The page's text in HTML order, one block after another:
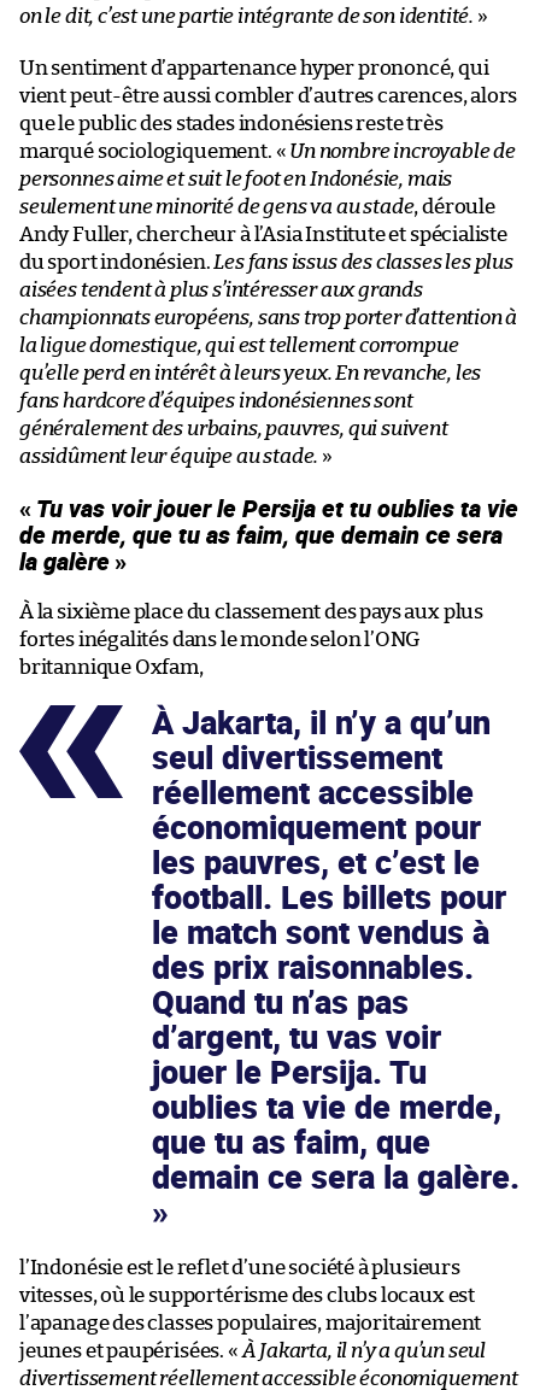
on le dit, c’est une partie intégrante de son identité. »
Un sentiment d’appartenance hyper prononcé, qui
vient peut-être aussi combler d’autres carences, alors
que le public des stades indonésiens reste très
marqué sociologiquement. « Un nombre incroyable de
personnes aime et suit le foot en Indonésie, mais
seulement une minorité de gens va au stade, déroule
Andy Fuller, chercheur à l’Asia Institute et spécialiste
du sport indonésien. Les fans issus des classes les plus
aisées tendent à plus s’intéresser aux grands
championnats européens, sans trop porter d’attention à
la ligue domestique, qui est tellement corrompue
qu’elle perd en intérêt à leurs yeux. En revanche, les
fans hardcore d’équipes indonésiennes sont
généralement des urbains, pauvres, qui suivent
assidûment leur équipe au stade. »
«Tu vas voir jouer le Persija et tu oublies ta vie
de merde, que tu as faim, que demain ce sera
la galère»
À la sixième place du classement des pays aux plus
fortes inégalités dans le monde selon l’ONG
britannique Oxfam,
À Jakarta, il n’y a qu’un
seul divertissement
réellement accessible
économiquement pour
les pauvres, et c’est le
football. Les billets pour
le match sont vendus à
des prix raisonnables.
Quand tu n’as pas
d’argent, tu vas voir
jouer le Persija. Tu
oublies ta vie de merde,
que tu as faim, que
demain ce sera la galère.
l’Indonésie est le reflet d’une société à plusieurs
vitesses, où le supportérisme des clubs locaux est
l’apanage des classes populaires, majoritairement
jeunes et paupérisées. « À Jakarta, il n’y a qu’un seul
divertissement réellement accessible économiquement